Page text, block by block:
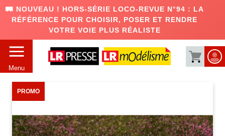
🛤️ NOUVEAU ! HORS-SÉRIE LOCO-REVUE N°94 : LA
RÉFÉRENCE POUR CHOISIR, POSER ET RENDRE
VOTRE VOIE PLUS RÉALISTE
Menu
PROMO